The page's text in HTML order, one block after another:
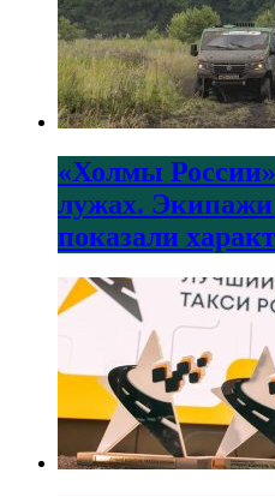
«Холмы
лужах.
показали